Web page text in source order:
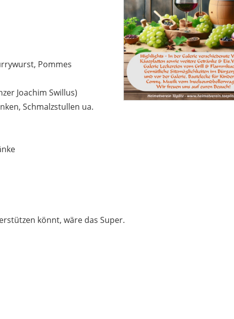
Pommes
Joachim Swillus)
Schmalzstullen ua.
könnt, wäre das Super.